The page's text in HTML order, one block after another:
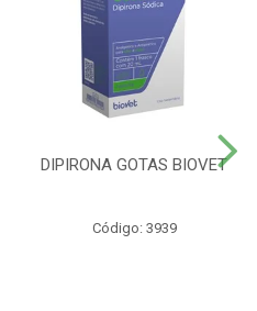
DIPIRONA GOTAS BIOVET
Código: 3939